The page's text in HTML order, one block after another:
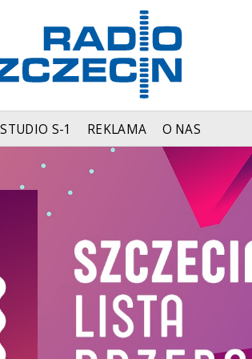
STUDIO S-1 REKLAMA O NAS